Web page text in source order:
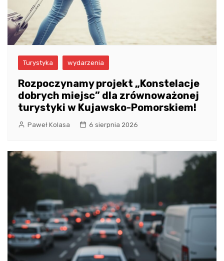
Turystyka wydarzenia
Rozpoczynamy projekt „Konstelacje
dobrych miejsc” dla zrównoważonej
turystyki w Kujawsko-Pomorskiem!
Paweł Kolasa 6 sierpnia 2026